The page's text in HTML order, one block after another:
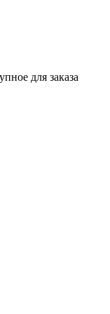
для заказа